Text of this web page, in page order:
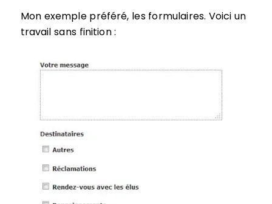
Mon exemple préféré, les formulaires. Voici un
travail sans finition :